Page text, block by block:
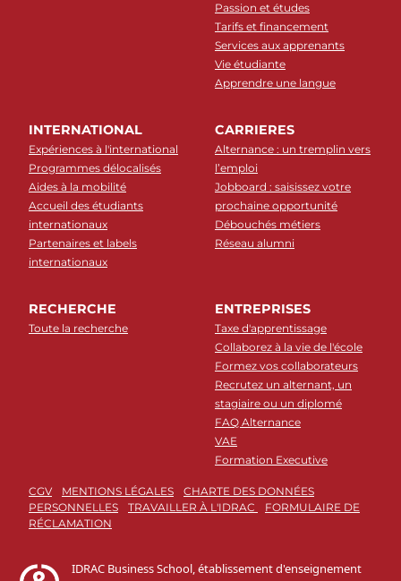
Passion et études
Tarifs et financement
Services aux apprenants
Vie étudiante
Apprendre une langue
INTERNATIONAL
Expériences à l'international
Programmes délocalisés
Aides à la mobilité
Accueil des étudiants
internationaux
Partenaires et labels
internationaux
CARRIERES
Alternance : un tremplin vers
l’emploi
Jobboard : saisissez votre
prochaine opportunité
Débouchés métiers
Réseau alumni
RECHERCHE
Toute la recherche
ENTREPRISES
Taxe d'apprentissage
Collaborez à la vie de l'école
Formez vos collaborateurs
Recrutez un alternant, un
stagiaire ou un diplomé
FAQ Alternance
VAE
Formation Executive
CGV MENTIONS LÉGALES
CHARTE DES DONNÉES
PERSONNELLES
TRAVAILLER À L'IDRAC
FORMULAIRE DE
RÉCLAMATION